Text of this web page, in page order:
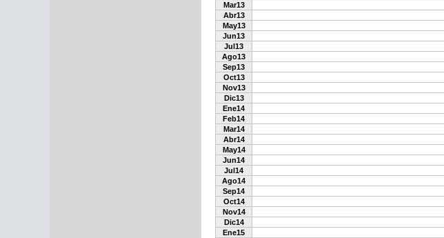
Mar13
Abr13
May13
Jun13
Jul13
Ago13
Sep13
Oct13
Nov13
Dic13
Ene14
Feb14
Mar14
Abr14
May14
Jun14
Jul14
Ago14
Sep14
Oct14
Nov14
Dic14
Ene15